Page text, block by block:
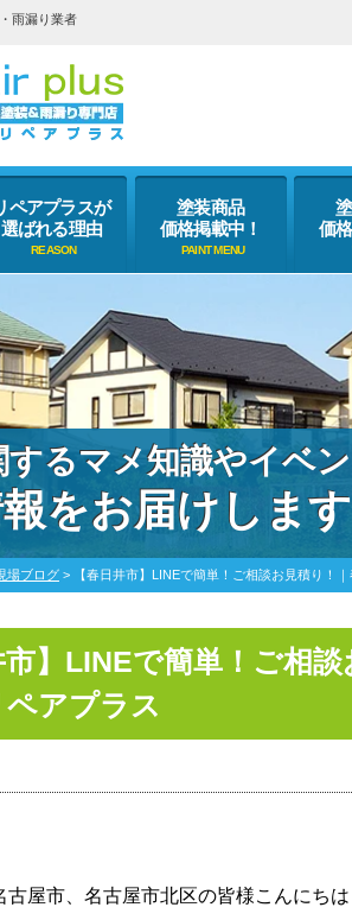
雨漏り業者
ペアプラスが
選ばれる理由
塗装商品
価格掲載中！
価
するマメ知識やイベ
をお届けします
場ブログ > 【春日井市】LINEで簡単！ご相談お見積り！
市】LINEで簡単！ご相
アプラス
屋市、名古屋市北区の皆様こんにちは